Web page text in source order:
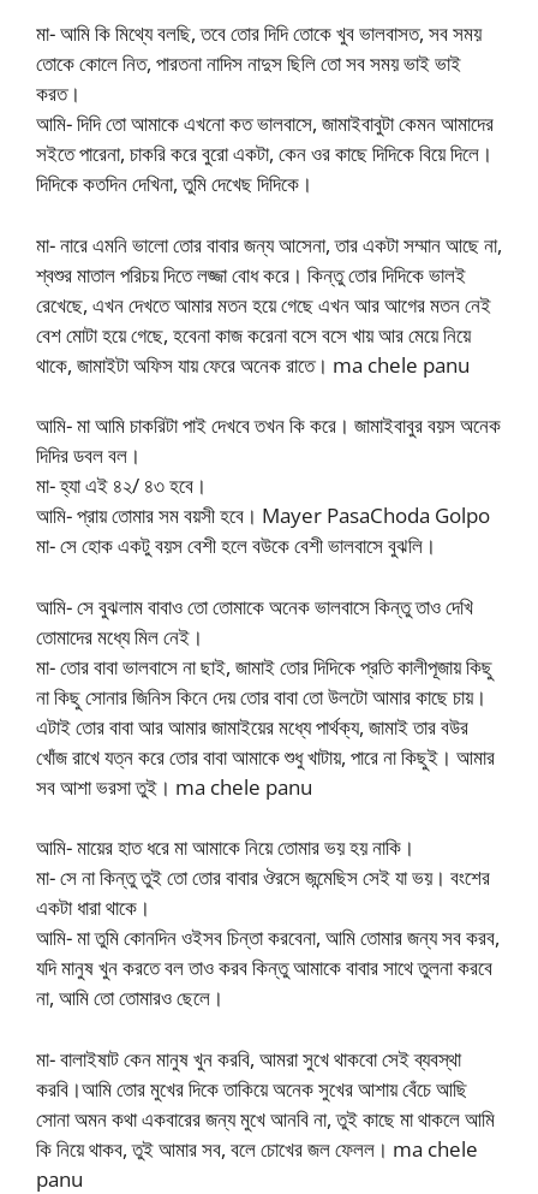
মা- আমি কি মিথ্যে বলছি, তবে তোর দিদি তোকে খুব ভালবাসত, সব সময়
তোকে কোলে নিত, পারতনা নাদিস নাদুস ছিলি তো সব সময় ভাই ভাই
করত।
আমি- দিদি তো আমাকে এখনো কত ভালবাসে, জামাইবাবুটা কেমন আমাদের
সইতে পারেনা, চাকরি করে বুরো একটা, কেন ওর কাছে দিদিকে বিয়ে দিলে।
দিদিকে কতদিন দেখিনা, তুমি দেখেছ দিদিকে।
মা- নারে এমনি ভালো তোর বাবার জন্য আসেনা, তার একটা সম্মান আছে না,
শ্বশুর মাতাল পরিচয় দিতে লজ্জা বোধ করে। কিন্তু তোর দিদিকে ভালই
রেখেছে, এখন দেখতে আমার মতন হয়ে গেছে এখন আর আগের মতন নেই
বেশ মোটা হয়ে গেছে, হবেনা কাজ করেনা বসে বসে খায় আর মেয়ে নিয়ে
থাকে, জামাইটা অফিস যায় ফেরে অনেক রাতে। ma chele panu
আমি- মা আমি চাকরিটা পাই দেখবে তখন কি করে। জামাইবাবুর বয়স অনেক
দিদির ডবল বল।
মা- হ্যা এই ৪২/ ৪৩ হবে।
আমি- প্রায় তোমার সম বয়সী হবে। Mayer PasaChoda Golpo
মা- সে হোক একটু বয়স বেশী হলে বউকে বেশী ভালবাসে বুঝলি।
আমি- সে বুঝলাম বাবাও তো তোমাকে অনেক ভালবাসে কিন্তু তাও দেখি
তোমাদের মধ্যে মিল নেই।
মা- তোর বাবা ভালবাসে না ছাই, জামাই তোর দিদিকে প্রতি কালীপূজায় কিছু
না কিছু সোনার জিনিস কিনে দেয় তোর বাবা তো উলটো আমার কাছে চায়।
এটাই তোর বাবা আর আমার জামাইয়ের মধ্যে পার্থক্য, জামাই তার বউর
খোঁজ রাখে যত্ন করে তোর বাবা আমাকে শুধু খাটায়, পারে না কিছুই। আমার
সব আশা ভরসা তুই। ma chele panu
আমি- মায়ের হাত ধরে মা আমাকে নিয়ে তোমার ভয় হয় নাকি।
মা- সে না কিন্তু তুই তো তোর বাবার ঔরসে জন্মেছিস সেই যা ভয়। বংশের
একটা ধারা থাকে।
আমি- মা তুমি কোনদিন ওইসব চিন্তা করবেনা, আমি তোমার জন্য সব করব,
যদি মানুষ খুন করতে বল তাও করব কিন্তু আমাকে বাবার সাথে তুলনা করবে
না, আমি তো তোমারও ছেলে।
মা- বালাইষাট কেন মানুষ খুন করবি, আমরা সুখে থাকবো সেই ব্যবস্থা
করবি।আমি তোর মুখের দিকে তাকিয়ে অনেক সুখের আশায় বেঁচে আছি
সোনা অমন কথা একবারের জন্য মুখে আনবি না, তুই কাছে মা থাকলে আমি
কি নিয়ে থাকব, তুই আমার সব, বলে চোখের জল ফেলল। ma chele
panu